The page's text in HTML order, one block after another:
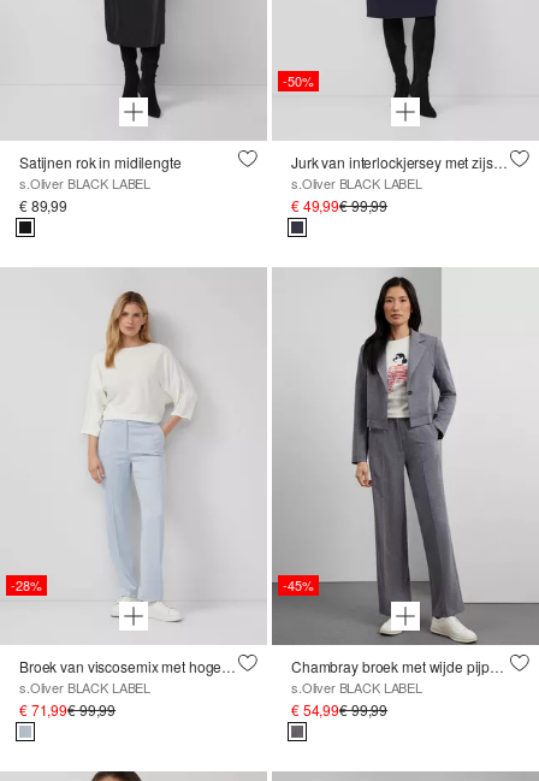
Satijnen rok in midilengte
s.Oliver BLACK LABEL
€ 89,99
-50%
Jurk van interlockjersey met zijsplitjes
s.Oliver BLACK LABEL
€ 49,99€ 99,99
-28%
Broek van viscosemix met hoge taille en rechte pijpen
s.Oliver BLACK LABEL
€ 71,99€ 99,99
-45%
Chambray broek met wijde pijpen en elastische tailleband
s.Oliver BLACK LABEL
€ 54,99€ 99,99